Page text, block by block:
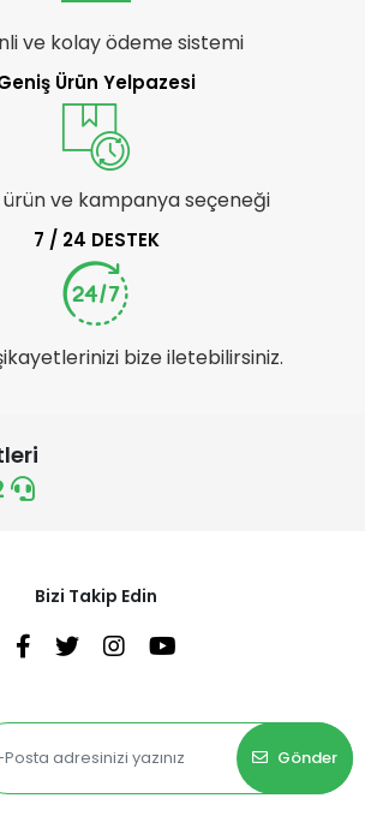
ve kolay ödeme sistemi
Ürün Yelpazesi
ve kampanya seçeneği
7 / 24 DESTEK
bize iletebilirsiniz.
Bizi Takip Edin
Gönder